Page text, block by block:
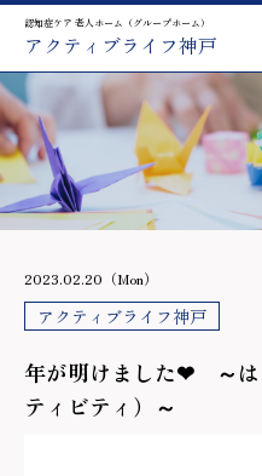
認知症ケア 老人ホーム（グループホーム）
アクティブライフ神戸
2023.02.20（Mon）
アクティブライフ神戸
年が明けました❤ ～は
ティビティ）～